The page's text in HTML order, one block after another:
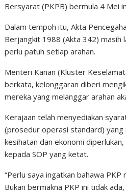
Bersyarat (PKPB) bermula 4 Mei
Dalam tempoh itu, Akta
Berjangkit 1988 (Akta 342) masih
perlu patuh setiap arahan.
Menteri Kanan (Kluster
berkata, kelonggaran diberi
mereka yang melanggar arahan
Kerajaan telah menyediakan
(prosedur operasi standard)
kesihatan dan ekonomi
kepada SOP yang ketat.
“Perlu saya ingatkan bahawa PKP
Bukan bermakna PKP ini tidak